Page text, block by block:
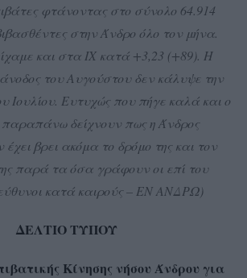
φτάνοντας στο σύνολο 64.914
στην Άνδρο όλο τον μήνα.
και στα ΙΧ κατά +3,23 (+89). Η
του Αυγούστου δεν κάλυψε την
Ιουλίου. Ευτυχώς που πήγε καλά και ο
παραπάνω δείχνουν πως η Άνδρος
έχει βρει ακόμα το δρόμο της και τον
παρά τα όσα γράφουν οι επί του
κατά καιρούς – ΕΝ ΑΝΔΡΩ)
ΔΕΛΤΙΟ ΤΥΠΟΥ
Κίνησης νήσου Άνδρου για